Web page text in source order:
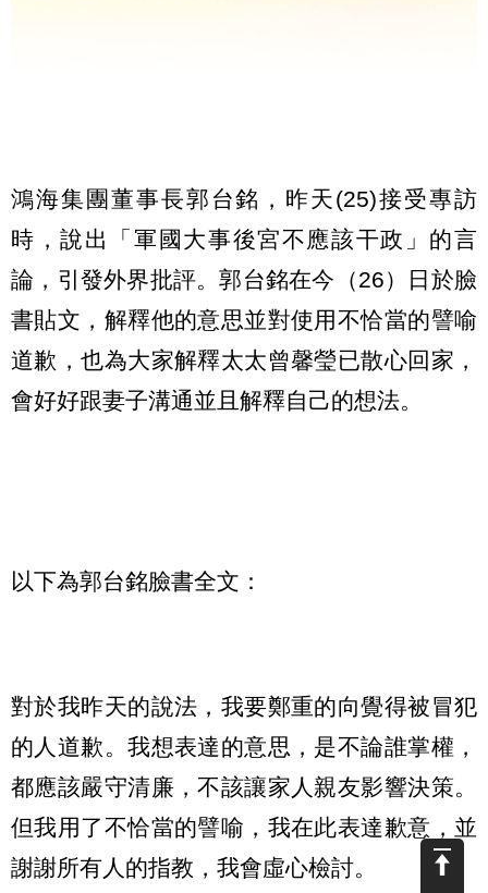
鴻海集團董事長郭台銘，昨天(25)接受專訪
時，說出「軍國大事後宮不應該干政」的言
論，引發外界批評。郭台銘在今（26）日於臉
書貼文，解釋他的意思並對使用不恰當的譬喻
道歉，也為大家解釋太太曾馨瑩已散心回家，
會好好跟妻子溝通並且解釋自己的想法。
以下為郭台銘臉書全文：
對於我昨天的說法，我要鄭重的向覺得被冒犯
的人道歉。我想表達的意思，是不論誰掌權，
都應該嚴守清廉，不該讓家人親友影響決策。
但我用了不恰當的譬喻，我在此表達歉意，並
謝謝所有人的指教，我會虛心檢討。